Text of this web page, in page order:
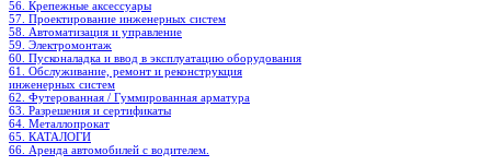
56. Крепежные аксессуары
57. Проектирование инженерных систем
58. Автоматизация и управление
59. Электромонтаж
60. Пусконаладка и ввод в эксплуатацию оборудования
61. Обслуживание, ремонт и реконструкция
инженерных систем
62. Футерованная / Гуммированная арматура
63. Разрешения и сертификаты
64. Металлопрокат
65. КАТАЛОГИ
66. Аренда автомобилей с водителем.